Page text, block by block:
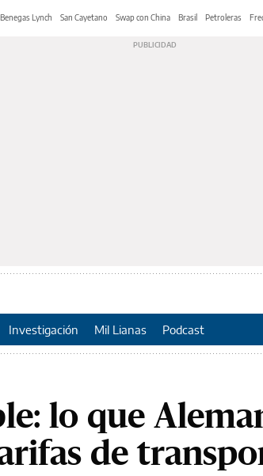
Lynch San Cayetano Swap con China Brasil Petroleras
Investigación Mil Lianas Podcast
lo que
de